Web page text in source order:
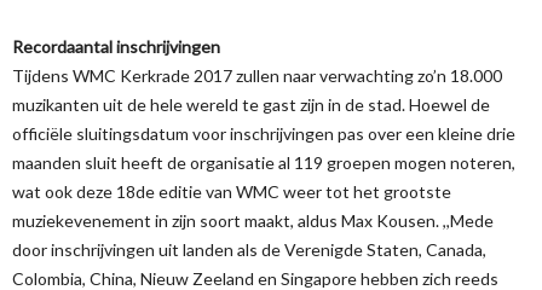
Recordaantal inschrijvingen
Tijdens WMC Kerkrade 2017 zullen naar verwachting zo’n 18.000
muzikanten uit de hele wereld te gast zijn in de stad. Hoewel de
officiële sluitingsdatum voor inschrijvingen pas over een kleine drie
maanden sluit heeft de organisatie al 119 groepen mogen noteren,
wat ook deze 18de editie van WMC weer tot het grootste
muziekevenement in zijn soort maakt, aldus Max Kousen. ,,Mede
door inschrijvingen uit landen als de Verenigde Staten, Canada,
Colombia, China, Nieuw Zeeland en Singapore hebben zich reeds